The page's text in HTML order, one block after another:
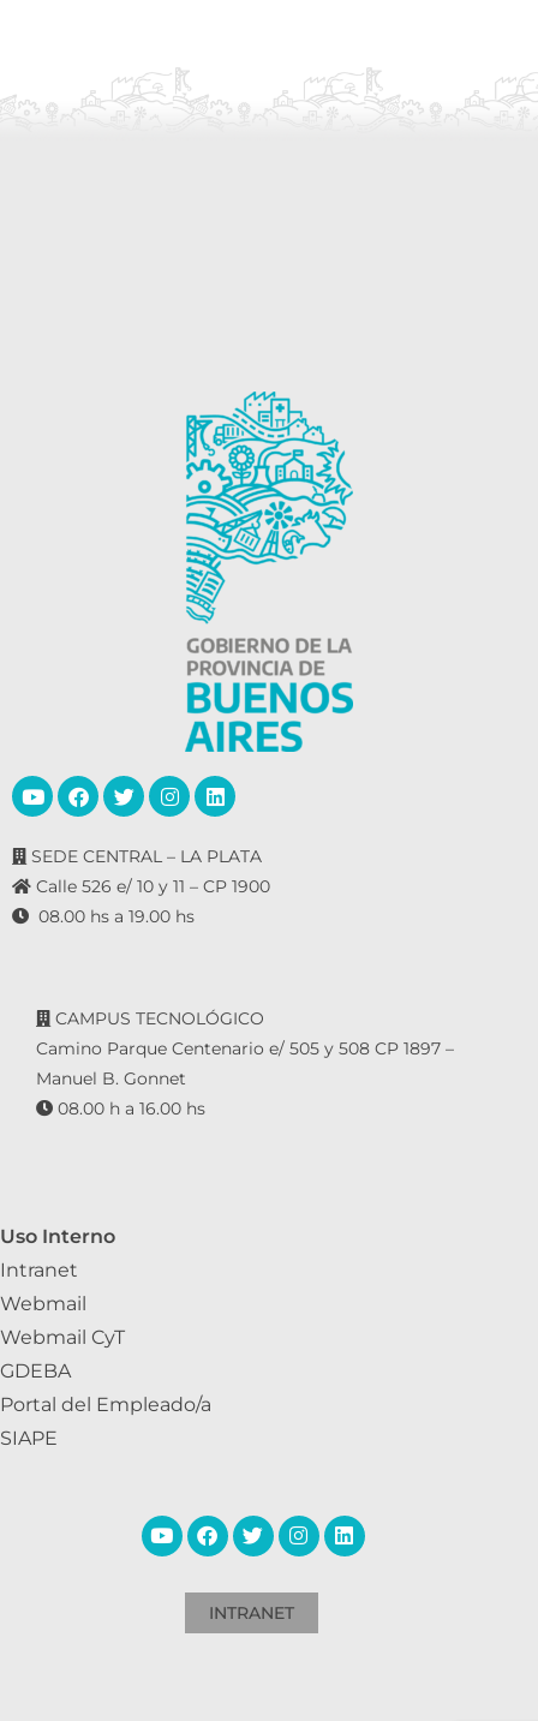
SEDE CENTRAL – LA PLATA
Calle 526 e/ 10 y 11 – CP 1900
08.00 hs a 19.00 hs
CAMPUS TECNOLÓGICO
Camino Parque Centenario e/ 505 y 508 CP 1897 –
Manuel B. Gonnet
08.00 h a 16.00 hs
Uso Interno
Intranet
Webmail
Webmail CyT
GDEBA
Portal del Empleado/a
SIAPE
INTRANET